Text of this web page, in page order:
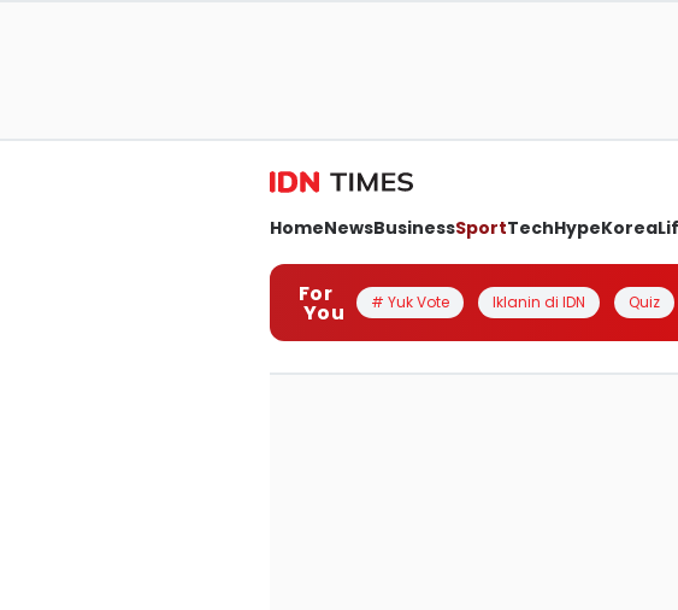
HomeNewsBusinessSportTechHypeKorea
For
You # Yuk Vote Iklanin di IDN Quiz